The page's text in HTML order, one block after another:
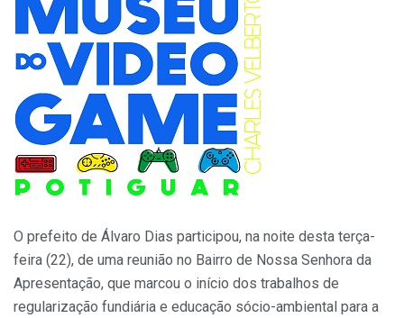
O prefeito de Álvaro Dias participou, na noite desta terça-
feira (22), de uma reunião no Bairro de Nossa Senhora da
Apresentação, que marcou o início dos trabalhos de
regularização fundiária e educação sócio-ambiental para a